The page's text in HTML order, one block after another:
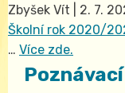
Zbyšek Vít 2. 7.
Školní rok 2020/
… Více zde.